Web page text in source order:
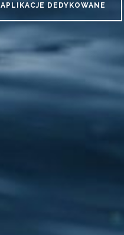
APLIKACJE DEDYKOWANE